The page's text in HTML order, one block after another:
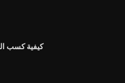
كيفية كسب